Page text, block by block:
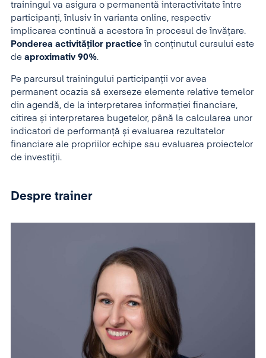
trainingul va asigura o permanentă interactivitate între
participanţi, înlusiv în varianta online, respectiv
implicarea continuă a acestora în procesul de învăţare.
Ponderea activităţilor practice în conţinutul cursului este
de aproximativ 90%.
Pe parcursul trainingului participanții vor avea
permanent ocazia să exerseze elemente relative temelor
din agendă, de la interpretarea informației financiare,
citirea și interpretarea bugetelor, până la calcularea unor
indicatori de performanță și evaluarea rezultatelor
financiare ale propriilor echipe sau evaluarea proiectelor
de investiții.
Despre trainer